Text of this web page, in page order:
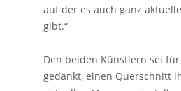
auf der es auch ganz
gibt.“
Den beiden Künstlern sei
gedankt, einen Querschnitt